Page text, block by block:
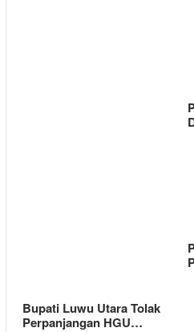
Bupati Luwu Utara Tolak
Perpanjangan HGU…